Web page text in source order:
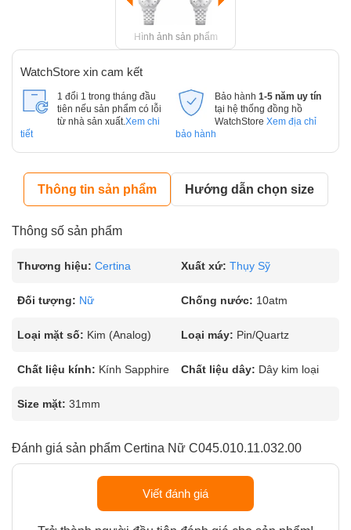
Hình ảnh sản phẩm
WatchStore xin cam kết
1 đổi 1 trong tháng đầu
tiên nếu sản phẩm có lỗi
từ nhà sản xuất. Xem chi
tiết
Bảo hành 1-5 năm uy tín
tại hệ thống đồng hồ
WatchStore Xem địa chỉ
bảo hành
Thông tin sản phẩm Hướng dẫn chọn size
Thông số sản phẩm
Thương hiệu: Certina Xuất xứ: Thụy Sỹ
Đối tượng: Nữ Chống nước: 10atm
Loại mặt số: Kim (Analog) Loại máy: Pin/Quartz
Chất liệu kính: Kính Sapphire Chất liệu dây: Dây kim loại
Size mặt: 31mm
Đánh giá sản phẩm Certina Nữ C045.010.11.032.00
Viết đánh giá